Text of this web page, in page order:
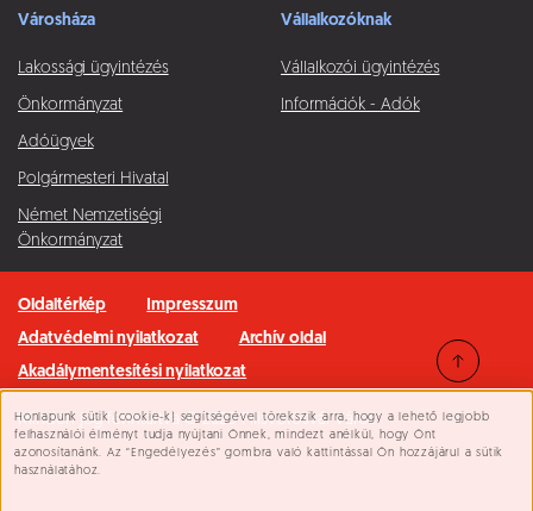
Süti beállítások
Honlapunk sütik (cookie-k) segítségével törekszik arra, hogy a lehető legjobb
felhasználói élményt tudja nyújtani Önnek, mindezt anélkül, hogy Önt
azonosítanánk. Az “Engedélyezés” gombra való kattintással Ön hozzájárul a sütik
használatához.
Városháza
Lakossági ügyintézés
Önkormányzat
Adóügyek
Polgármesteri Hivatal
Német Nemzetiségi
Önkormányzat
Vállalkozóknak
Vállalkozói ügyintézés
Információk - Adók
Oldaltérkép
Impresszum
Adatvédelmi nyilatkozat
Archív oldal
Akadálymentesítési nyilatkozat
Minden jog fenntartva © 2026 Pilisvörösvár Város